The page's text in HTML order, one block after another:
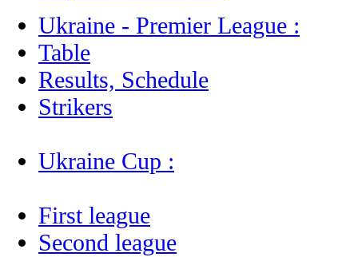
Ukraine - Premier League :
Table
Results, Schedule
Strikers
Ukraine Cup :
First league
Second league